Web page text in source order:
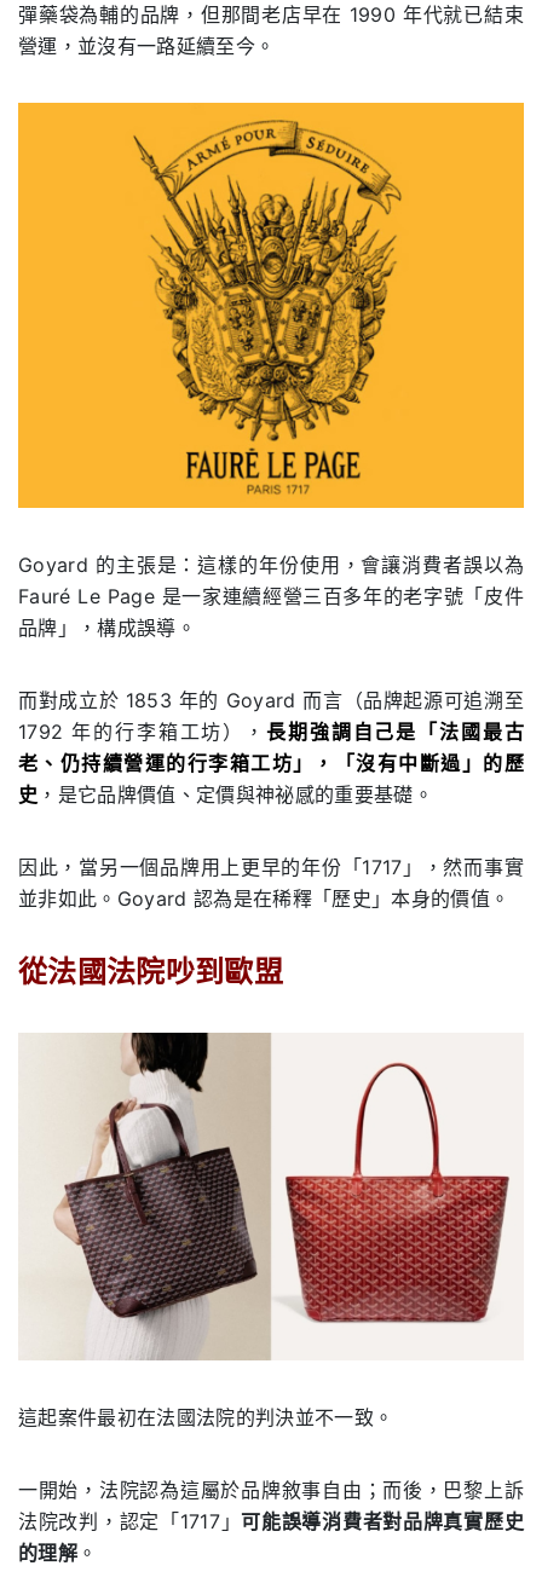
彈藥袋為輔的品牌，但那間老店早在 1990 年代就已結束
營運，並沒有一路延續至今。
Goyard 的主張是：這樣的年份使用，會讓消費者誤以為
Fauré Le Page 是一家連續經營三百多年的老字號「皮件
品牌」，構成誤導。
而對成立於 1853 年的 Goyard 而言（品牌起源可追溯至
1792 年的行李箱工坊），長期強調自己是「法國最古
老、仍持續營運的行李箱工坊」，「沒有中斷過」的歷
史 ，是它品牌價值、定價與神祕感的重要基礎。
因此，當另一個品牌用上更早的年份「1717」，然而事實
並非如此。Goyard 認為是在稀釋「歷史」本身的價值。
從法國法院吵到歐盟
這起案件最初在法國法院的判決並不一致。
一開始，法院認為這屬於品牌敘事自由；而後，巴黎上訴
法院改判，認定「1717」可能誤導消費者對品牌真實歷史
的理解 。